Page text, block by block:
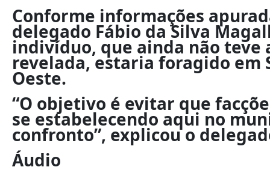
Conforme informações
delegado Fábio da Silva
indivíduo, que ainda não teve
revelada, estaria foragido em
Oeste.
“O objetivo é evitar que
se estabelecendo aqui no
confronto”, explicou o
Áudio